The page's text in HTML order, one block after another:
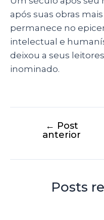
após suas obras
permanece no
intelectual e
deixou a seus
inominado.
← Post
anterior
Posts